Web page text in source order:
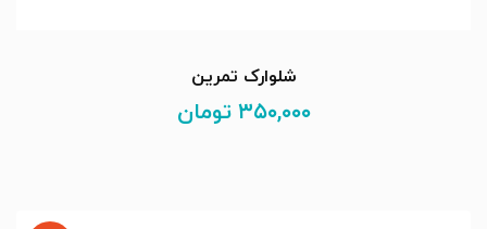
شلوارک تمرین
۳۵۰,۰۰۰ تومان